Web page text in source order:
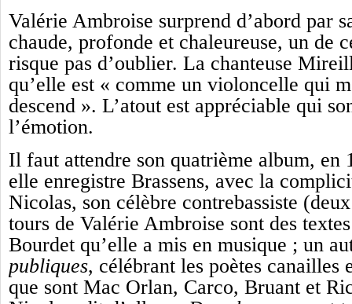
Valérie Ambroise surprend d’abord par
chaude, profonde et chaleureuse, un de
risque pas d’oublier. La chanteuse
qu’elle est « comme un violoncelle qui
descend ». L’atout est appréciable qui
l’émotion.
Il faut attendre son quatrième album, en
elle enregistre Brassens, avec la
Nicolas, son célèbre contrebassiste
tours de Valérie Ambroise sont des
Bourdet qu’elle a mis en musique ; un
publiques, célébrant les poètes canailles
que sont Mac Orlan, Carco, Bruant et